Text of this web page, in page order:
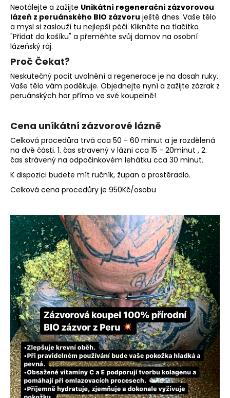
Neotálejte a zažijte Unikátní regenerační zázvorovou
lázeň z peruánského BIO zázvoru ještě dnes. Vaše tělo
a mysl si zaslouží tu nejlepší péči. Klikněte na tlačítko
"Přidat do košíku" a přeměňte svůj domov na osobní
lázeňský ráj.
Proč Čekat?
Neskutečný pocit uvolnění a regenerace je na dosah ruky.
Vaše tělo vám poděkuje. Objednejte nyní a zažijte zázrak z
peruánských hor přímo ve své koupelně!
Cena uníkátní zázvorové lázně
Celková procedůra trvá cca 50 - 60 minut a je rozdělená
na dvě části. 1. čas stravený v lázni cca 15 - 20minut , 2.
čas strávený na odpočinkovém lehátku cca 30 minut.
K dispozici budete mít ručník, župan a prostěradlo.
Celková cena procedůry je 950Kč/osobu